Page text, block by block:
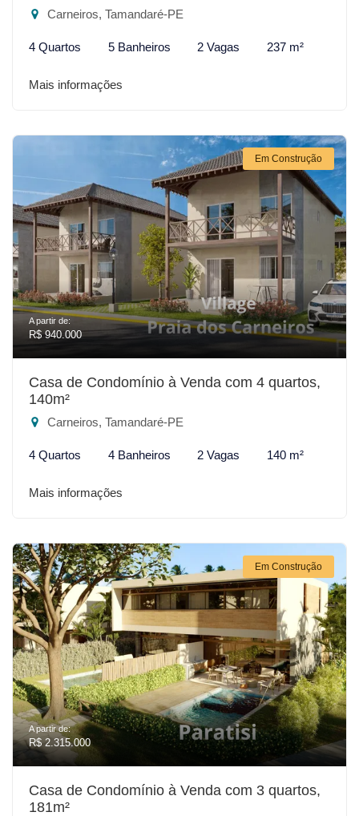
Carneiros, Tamandaré-PE
4 Quartos 5 Banheiros 2 Vagas 237 m²
Mais informações
Em Construção
A partir de:
R$ 940.000
Casa de Condomínio à Venda com 4 quartos,
140m²
Carneiros, Tamandaré-PE
4 Quartos 4 Banheiros 2 Vagas 140 m²
Mais informações
Em Construção
A partir de:
R$ 2.315.000
Casa de Condomínio à Venda com 3 quartos,
181m²